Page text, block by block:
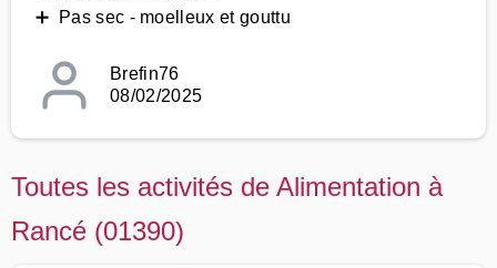
➕ Pas sec - moelleux et gouttu
Brefin76
08/02/2025
Toutes les activités de Alimentation à
Rancé (01390)